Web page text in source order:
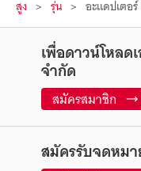
สูง รุ่น อะแดปเตอร์
เพื่อดาวน์โหลด
จำกัด
สมัครสมาชิก
สมัครรับจดหม